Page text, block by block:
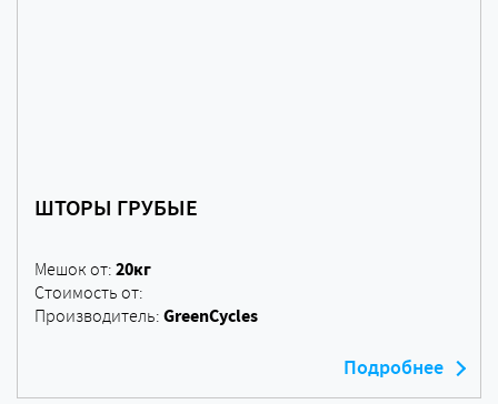
ШТОРЫ ГРУБЫЕ
Мешок от: 20кг
Стоимость от:
Производитель: GreenCycles
Подробнее